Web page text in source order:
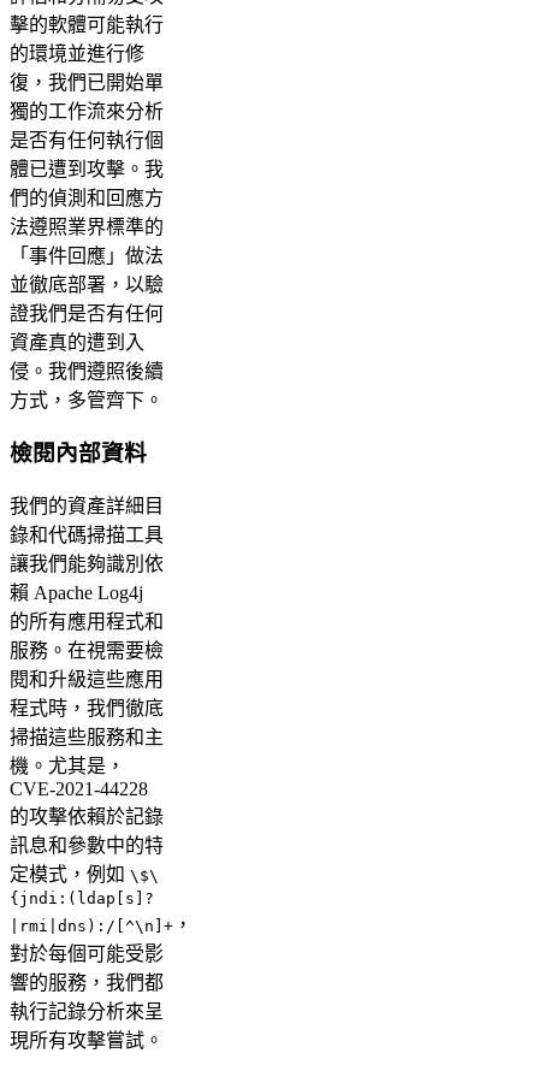
擊的軟體可能執行
的環境並進行修
復，我們已開始單
獨的工作流來分析
是否有任何執行個
體已遭到攻擊。我
們的偵測和回應方
法遵照業界標準的
「事件回應」做法
並徹底部署，以驗
證我們是否有任何
資產真的遭到入
侵。我們遵照後續
方式，多管齊下。
檢閱內部資料
我們的資產詳細目
錄和代碼掃描工具
讓我們能夠識別依
賴 Apache Log4j
的所有應用程式和
服務。在視需要檢
閱和升級這些應用
程式時，我們徹底
掃描這些服務和主
機。尤其是，
CVE-2021-44228
的攻擊依賴於記錄
訊息和參數中的特
定模式，例如 \$\
{jndi:(ldap[s]?
|rmi|dns):/[^\n]+ ，
對於每個可能受影
響的服務，我們都
執行記錄分析來呈
現所有攻擊嘗試。